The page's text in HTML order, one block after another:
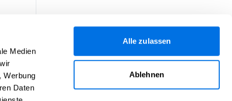
Medien
Werbung
Daten
Alle zulassen
Ablehnen